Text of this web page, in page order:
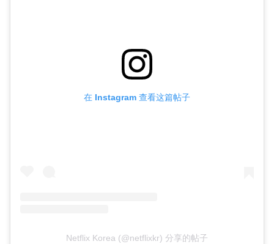
在 Instagram 查看这篇帖子
Netflix Korea (@netflixkr) 分享的帖子